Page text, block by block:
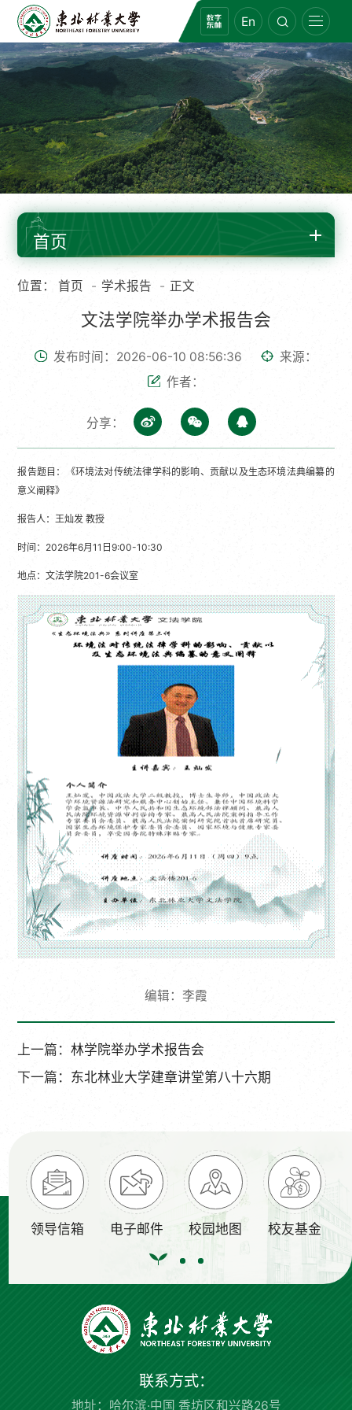
En
首页
位置：首页 学术报告 正文
文法学院举办学术报告会
发布时间：2026-06-10 08:56:36
来源：
作者：
分享：
报告题目：《环境法对传统法律学科的影响、贡献以及生态环境法典编纂的
意义阐释》
报告人：王灿发 教授
时间：2026年6月11日9:00-10:30
地点：文法学院201-6会议室
编辑：李霞
上一篇：林学院举办学术报告会
下一篇： 东北林业大学建章讲堂第八十六期
领导信箱 电子邮件 校园地图 校友基金
联系方式：
地址：哈尔滨·中国 香坊区和兴路26号